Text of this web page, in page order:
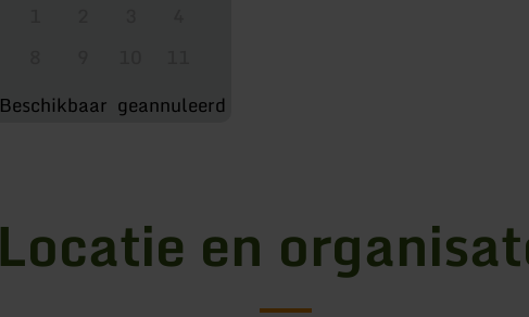
Beschikbaar geannuleerd
Locatie en